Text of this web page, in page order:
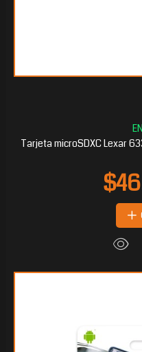
Tarjeta microSDXC Lexar